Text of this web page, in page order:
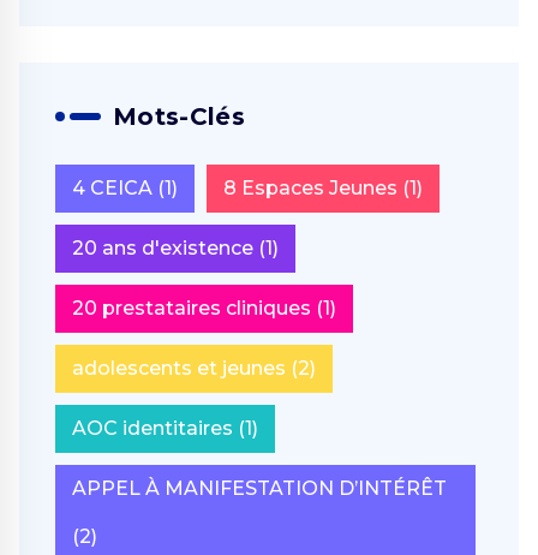
Mots-Clés
4 CEICA (1) 8 Espaces Jeunes (1)
20 ans d'existence (1)
20 prestataires cliniques (1)
adolescents et jeunes (2)
AOC identitaires (1)
APPEL À MANIFESTATION D’INTÉRÊT
(2)